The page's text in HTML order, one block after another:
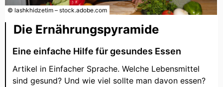
© lashkhidzetim – stock.adobe.com
Die Ernährungspyramide
Eine einfache Hilfe für gesundes Essen
Artikel in Einfacher Sprache. Welche Lebensmittel
sind gesund? Und wie viel sollte man davon essen?